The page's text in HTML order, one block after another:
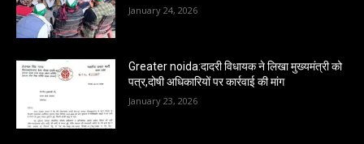
January 24, 2026
Greater noida:दादरी विधायक ने लिखा मुख्यमंत्री को
पत्र,दोषी अधिकारियों पर कार्रवाई की मांग
January 23, 2026